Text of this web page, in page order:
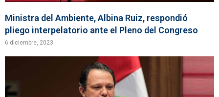
Ministra del Ambiente, Albina Ruiz, respondió
pliego interpelatorio ante el Pleno del Congreso
6 diciembre, 2023